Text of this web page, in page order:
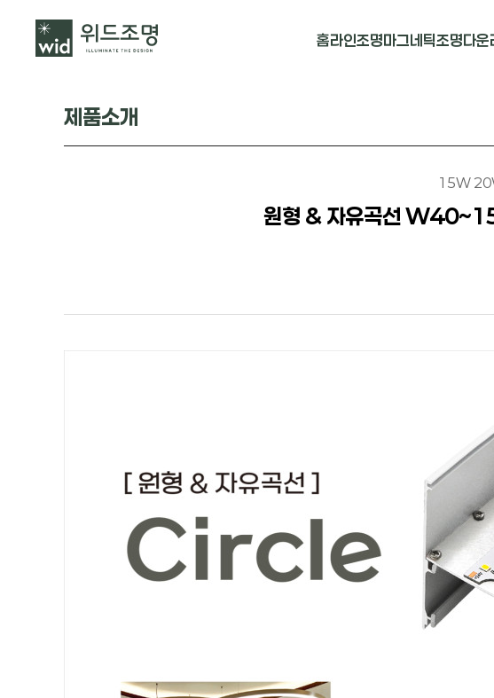
홈라인조명
펜던트
마그네틱조명
M2824R
다운
사
제품소개
15W
원형 & 자유곡선